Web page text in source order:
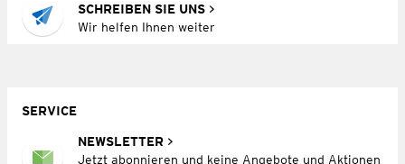
SCHREIBEN SIE UNS
Wir helfen Ihnen weiter
SERVICE
NEWSLETTER
Jetzt abonnieren und keine Angebote und Aktionen